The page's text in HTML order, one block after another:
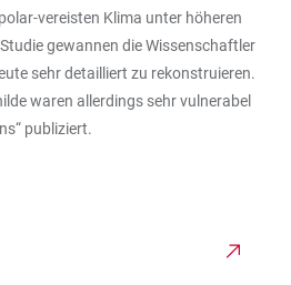
vereisten Klima unter höheren
gewannen die Wissenschaftler
sehr detailliert zu rekonstruieren.
waren allerdings sehr vulnerabel
publiziert.